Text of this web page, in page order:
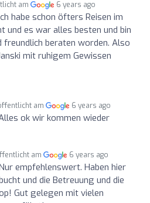
am 6 years ago
habe schon öfters Reisen im
und es war alles besten und bin
freundlich beraten worden. Also
mit ruhigem Gewissen
am 6 years ago
ok wir kommen wieder
am 6 years ago
empfehlenswert. Haben hier
und die Betreuung und die
Gut gelegen mit vielen